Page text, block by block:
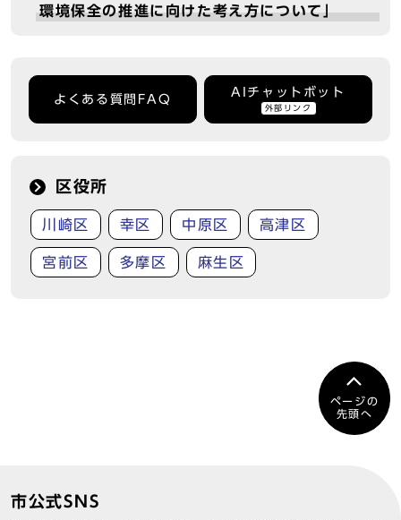
環境保全の推進に向けた考え方について」
よくある質問FAQ
AIチャットボット
外部リンク
区役所
川崎区 幸区 中原区 高津区
宮前区 多摩区 麻生区
ページの
先頭へ
市公式SNS